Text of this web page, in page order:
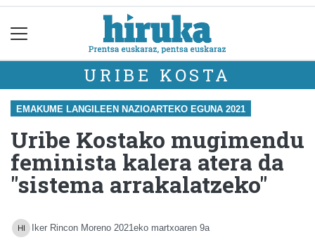
URIBE KOSTA
EMAKUME LANGILEEN NAZIOARTEKO EGUNA 2021
Uribe Kostako mugimendu
feminista kalera atera da
"sistema arrakalatzeko"
Iker Rincon Moreno 2021eko martxoaren 9a